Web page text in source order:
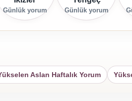
Günlük yorum Günlük yorum
Aslan Haftalık Yorum